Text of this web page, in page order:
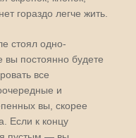
гораздо легче жить.
стоял одно-
вы постоянно будете
все
и
вы, скорее
Если к концу